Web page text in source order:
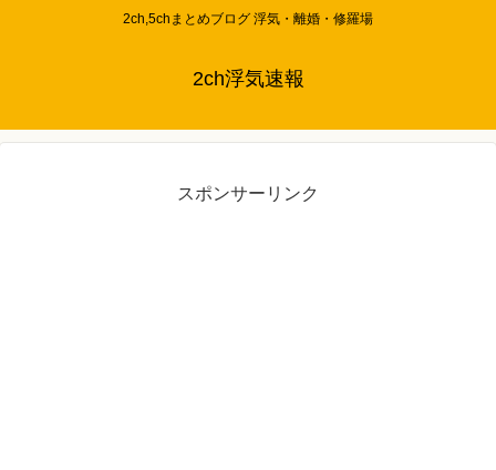
2ch,5chまとめブログ 浮気・離婚・修羅場
2ch浮気速報
スポンサーリンク